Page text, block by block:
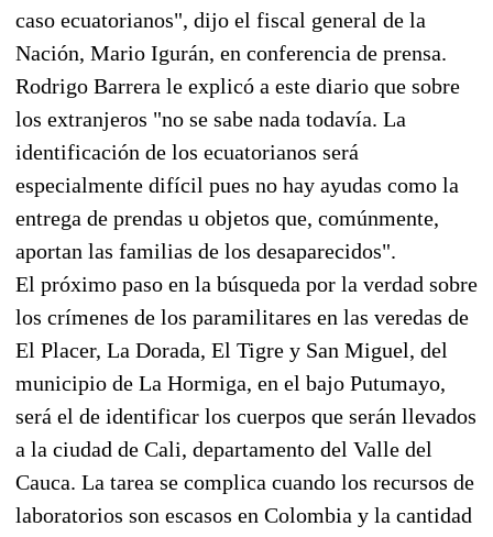
caso ecuatorianos", dijo el fiscal general de la
Nación, Mario Igurán, en conferencia de prensa.
Rodrigo Barrera le explicó a este diario que sobre
los extranjeros "no se sabe nada todavía. La
identificación de los ecuatorianos será
especialmente difícil pues no hay ayudas como la
entrega de prendas u objetos que, comúnmente,
aportan las familias de los desaparecidos".
El próximo paso en la búsqueda por la verdad sobre
los crímenes de los paramilitares en las veredas de
El Placer, La Dorada, El Tigre y San Miguel, del
municipio de La Hormiga, en el bajo Putumayo,
será el de identificar los cuerpos que serán llevados
a la ciudad de Cali, departamento del Valle del
Cauca. La tarea se complica cuando los recursos de
laboratorios son escasos en Colombia y la cantidad